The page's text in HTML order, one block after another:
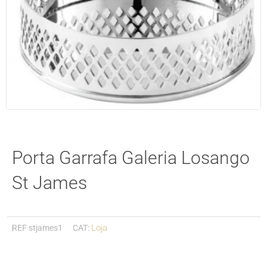
Porta Garrafa Galeria Losango
St James
REF stjames1 CAT: Loja